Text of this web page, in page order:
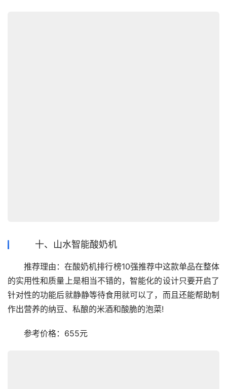
十、山水智能酸奶机
推荐理由：在酸奶机排行榜10强推荐中这款单品在整体
的实用性和质量上是相当不错的，智能化的设计只要开启了
针对性的功能后就静静等待食用就可以了，而且还能帮助制
作出营养的纳豆、私酿的米酒和酸脆的泡菜!
参考价格：655元